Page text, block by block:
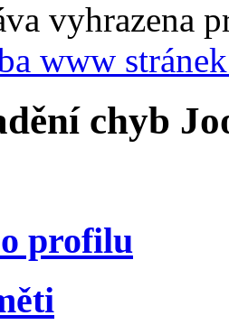
vyhrazena
www
chyb
profilu